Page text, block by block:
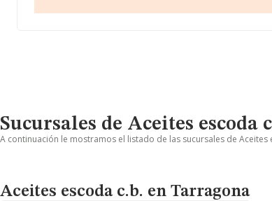
Sucursales de Aceites escoda
A continuación le mostramos el listado de las sucursales de
Aceites escoda c.b. en Tarragona